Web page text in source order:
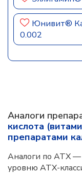
Юнивит®
0.002
Аналоги
кислота
препаратами
Аналоги по АТХ —
уровню АТХ-